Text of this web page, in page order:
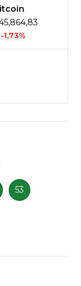
-1,73%
53